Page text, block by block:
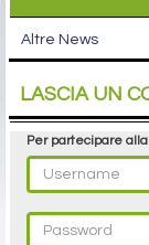
Altre News
LASCIA UN
Per partecipare